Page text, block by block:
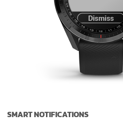
SMART NOTIFICATIONS